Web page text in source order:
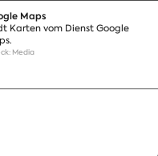
Maps
Karten vom Dienst Google
: Media